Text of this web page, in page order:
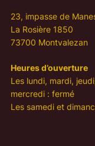
23, impasse de
La Rosière 1850
73700 Montvalezan
Heures d’ouverture
Les lundi, mardi,
mercredi : fermé
Les samedi et